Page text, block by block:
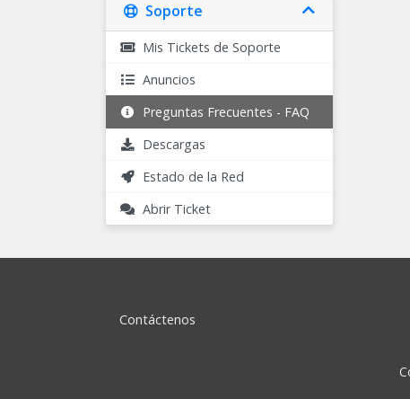
Soporte
Mis Tickets de Soporte
Anuncios
Preguntas Frecuentes - FAQ
Descargas
Estado de la Red
Abrir Ticket
Contáctenos